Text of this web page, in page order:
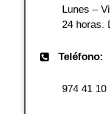
Lunes –
24 horas.
Teléfono:
974 41 10